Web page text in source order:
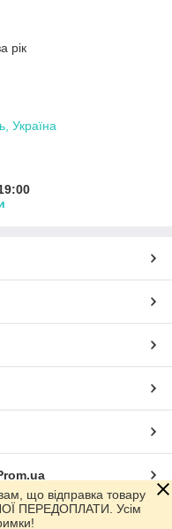
рік
Україна
що відправка товару
ПЕРЕДОПЛАТИ. Усім